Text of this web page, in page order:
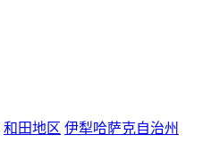
和田地区 伊犁哈萨克自治州